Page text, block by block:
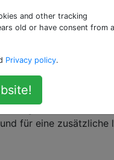
char **argv) { char
fp == NULL ) {
leere Zeile zu
einige Unix-
für eine zusätzliche
and other tracking
old or have consent from a
Privacy policy.